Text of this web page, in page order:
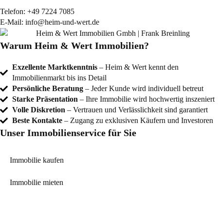
Telefon: +49 7224 7085
E-Mail: info@heim-und-wert.de
Warum Heim & Wert Immobilien?
Exzellente Marktkenntnis – Heim & Wert kennt den
Immobilienmarkt bis ins Detail
Persönliche Beratung – Jeder Kunde wird individuell betreut
Starke Präsentation – Ihre Immobilie wird hochwertig inszeniert
Volle Diskretion – Vertrauen und Verlässlichkeit sind garantiert
Beste Kontakte – Zugang zu exklusiven Käufern und Investoren
Unser Immobilienservice für Sie
Immobilie kaufen
Immobilie mieten